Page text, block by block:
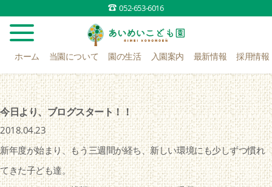
052-653-6016
ホーム 当園について 園の生活 入園案内 最新情報 採用情報
今日より、ブログスタート！！
2018.04.23
新年度が始まり、もう三週間が経ち、新しい環境にも少しずつ慣れ
てきた子ども達。